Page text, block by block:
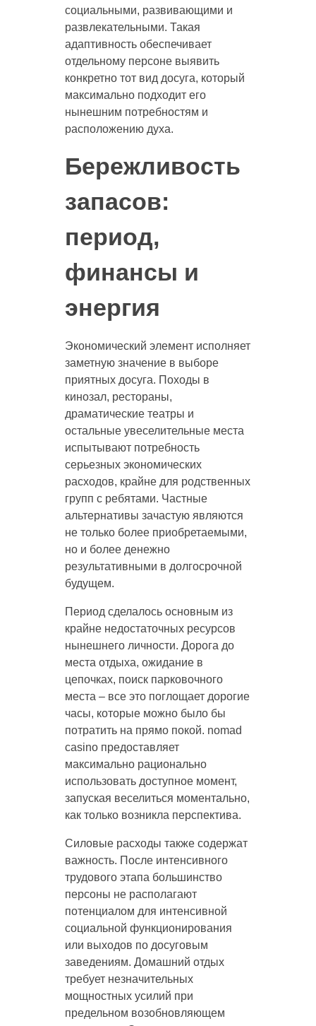
социальными, развивающими и
развлекательными. Такая
адаптивность обеспечивает
отдельному персоне выявить
конкретно тот вид досуга, который
максимально подходит его
нынешним потребностям и
расположению духа.
Бережливость
запасов:
период,
финансы и
энергия
Экономический элемент исполняет
заметную значение в выборе
приятных досуга. Походы в
кинозал, рестораны,
драматические театры и
остальные увеселительные места
испытывают потребность
серьезных экономических
расходов, крайне для родственных
групп с ребятами. Частные
альтернативы зачастую являются
не только более приобретаемыми,
но и более денежно
результативными в долгосрочной
будущем.
Период сделалось основным из
крайне недостаточных ресурсов
нынешнего личности. Дорога до
места отдыха, ожидание в
цепочках, поиск парковочного
места – все это поглощает дорогие
часы, которые можно было бы
потратить на прямо покой. nomad
casino предоставляет
максимально рационально
использовать доступное момент,
запуская веселиться моментально,
как только возникла перспектива.
Силовые расходы также содержат
важность. После интенсивного
трудового этапа большинство
персоны не располагают
потенциалом для интенсивной
социальной функционирования
или выходов по досуговым
заведениям. Домашний отдых
требует незначительных
мощностных усилий при
предельном возобновляющем